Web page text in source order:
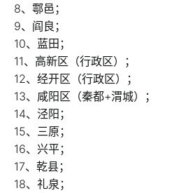
8、鄠邑；
9、阎良；
10、蓝田；
11、高新区（行政区）；
12、经开区（行政区）；
13、咸阳区（秦都+渭城）；
14、泾阳；
15、三原；
16、兴平；
17、乾县；
18、礼泉；